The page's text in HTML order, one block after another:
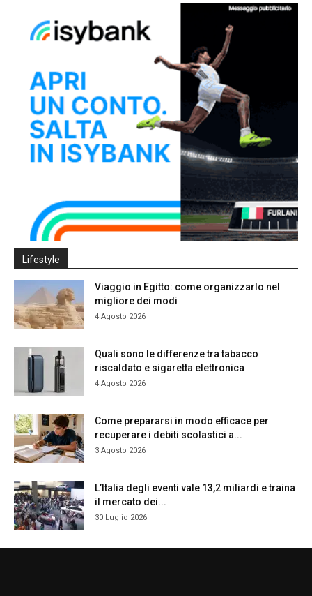
Lifestyle
Viaggio in Egitto: come organizzarlo nel
migliore dei modi
4 Agosto 2026
Quali sono le differenze tra tabacco
riscaldato e sigaretta elettronica
4 Agosto 2026
Come prepararsi in modo efficace per
recuperare i debiti scolastici a...
3 Agosto 2026
L’Italia degli eventi vale 13,2 miliardi e traina
il mercato dei...
30 Luglio 2026